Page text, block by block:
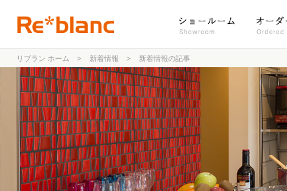
リブラン ホーム 新着情報 新着情報の記事